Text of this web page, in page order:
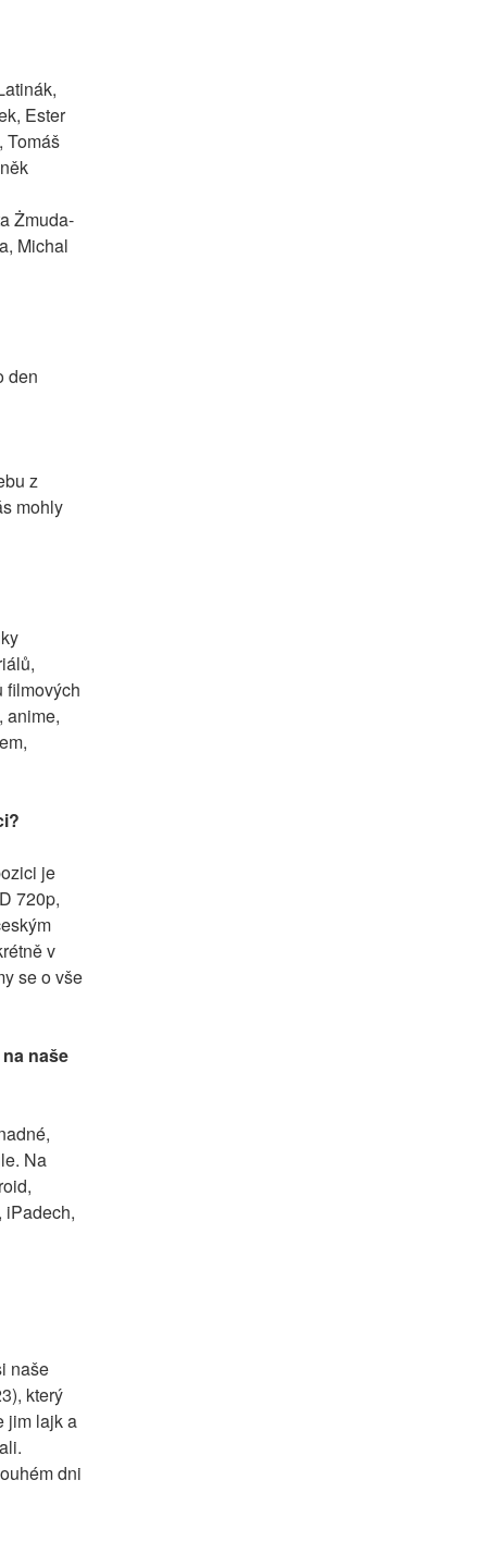
Ester
Tomáš
Żmuda-
Michal
den
z
mohly
filmových
anime,
je
720p,
v
se o vše
naše
Na
iPadech,
naše
který
jim lajk a
dni